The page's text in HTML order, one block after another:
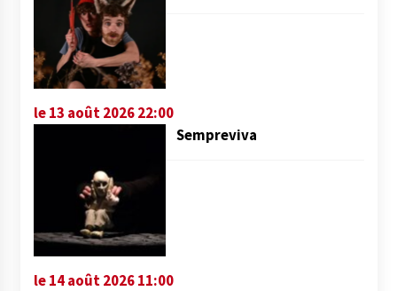
le 13 août 2026 22:00
Sempreviva
le 14 août 2026 11:00